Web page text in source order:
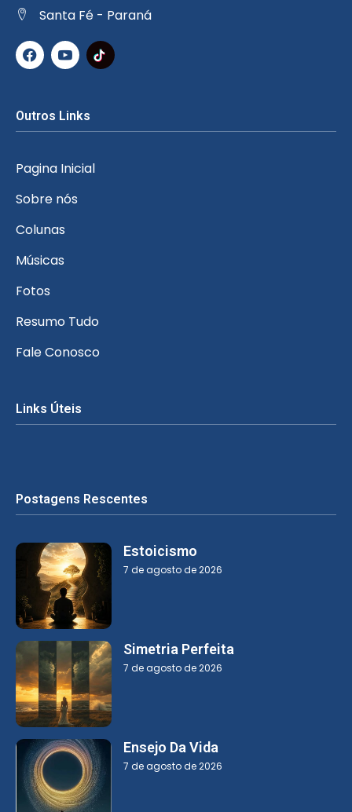
Santa Fé - Paraná
Outros Links
Pagina Inicial
Sobre nós
Colunas
Músicas
Fotos
Resumo Tudo
Fale Conosco
Links Úteis
Postagens Rescentes
Estoicismo
7 de agosto de 2026
Simetria Perfeita
7 de agosto de 2026
Ensejo Da Vida
7 de agosto de 2026